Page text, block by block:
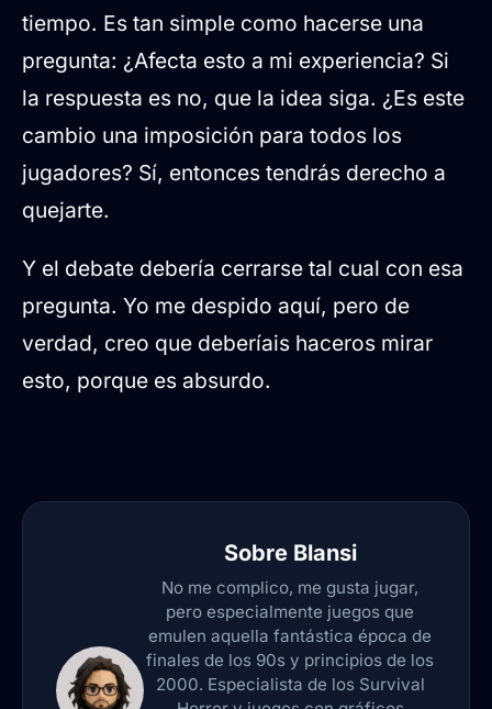
tiempo. Es tan simple como hacerse una
pregunta: ¿Afecta esto a mi experiencia? Si
la respuesta es no, que la idea siga. ¿Es este
cambio una imposición para todos los
jugadores? Sí, entonces tendrás derecho a
quejarte.
Y el debate debería cerrarse tal cual con esa
pregunta. Yo me despido aquí, pero de
verdad, creo que deberíais haceros mirar
esto, porque es absurdo.
Sobre Blansi
No me complico, me gusta jugar,
pero especialmente juegos que
emulen aquella fantástica época de
finales de los 90s y principios de los
2000. Especialista de los Survival